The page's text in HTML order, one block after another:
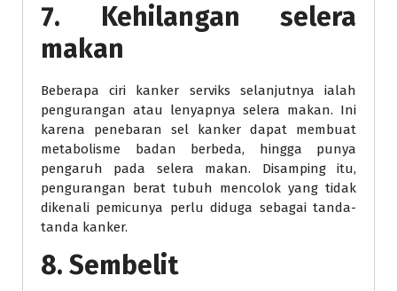
7. Kehilangan selera
makan
Beberapa ciri kanker serviks selanjutnya ialah
pengurangan atau lenyapnya selera makan. Ini
karena penebaran sel kanker dapat membuat
metabolisme badan berbeda, hingga punya
pengaruh pada selera makan. Disamping itu,
pengurangan berat tubuh mencolok yang tidak
dikenali pemicunya perlu diduga sebagai tanda-
tanda kanker.
8. Sembelit